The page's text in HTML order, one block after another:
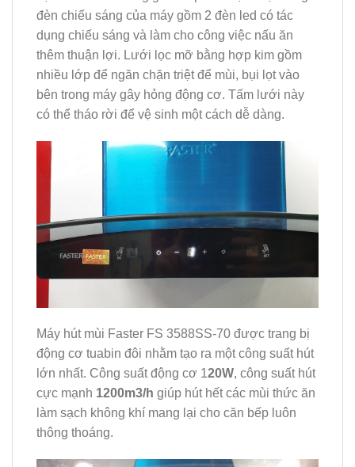
đèn chiếu sáng của máy gồm 2 đèn led có tác
dụng chiếu sáng và làm cho công việc nấu ăn
thêm thuận lợi. Lưới lọc mỡ bằng hợp kim gồm
nhiều lớp để ngăn chặn triệt để mùi, bụi lọt vào
bên trong máy gây hỏng động cơ. Tấm lưới này
có thể tháo rời để vệ sinh một cách dễ dàng.
Máy hút mùi Faster FS 3588SS-70 được trang bị
động cơ tuabin đôi nhằm tạo ra một công suất hút
lớn nhất. Công suất động cơ 120W, công suất hút
cực mạnh 1200m3/h giúp hút hết các mùi thức ăn
làm sạch không khí mang lại cho căn bếp luôn
thông thoáng.